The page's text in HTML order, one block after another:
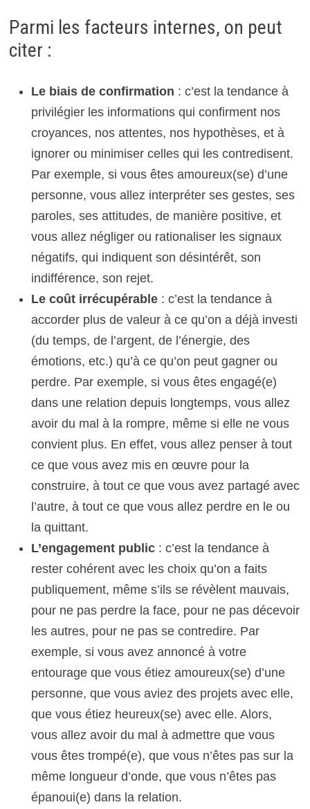
Parmi les facteurs internes, on peut
citer :
Le biais de confirmation : c’est la tendance à
privilégier les informations qui confirment nos
croyances, nos attentes, nos hypothèses, et à
ignorer ou minimiser celles qui les contredisent.
Par exemple, si vous êtes amoureux(se) d’une
personne, vous allez interpréter ses gestes, ses
paroles, ses attitudes, de manière positive, et
vous allez négliger ou rationaliser les signaux
négatifs, qui indiquent son désintérêt, son
indifférence, son rejet.
Le coût irrécupérable: c’est la tendance à
accorder plus de valeur à ce qu’on a déjà investi
(du temps, de l’argent, de l’énergie, des
émotions, etc.) qu’à ce qu’on peut gagner ou
perdre. Par exemple, si vous êtes engagé(e)
dans une relation depuis longtemps, vous allez
avoir du mal à la rompre, même si elle ne vous
convient plus. En effet, vous allez penser à tout
ce que vous avez mis en œuvre pour la
construire, à tout ce que vous avez partagé avec
l’autre, à tout ce que vous allez perdre en le ou
la quittant.
L’engagement public: c’est la tendance à
rester cohérent avec les choix qu’on a faits
publiquement, même s’ils se révèlent mauvais,
pour ne pas perdre la face, pour ne pas décevoir
les autres, pour ne pas se contredire. Par
exemple, si vous avez annoncé à votre
entourage que vous étiez amoureux(se) d’une
personne, que vous aviez des projets avec elle,
que vous étiez heureux(se) avec elle. Alors,
vous allez avoir du mal à admettre que vous
vous êtes trompé(e), que vous n’êtes pas sur la
même longueur d’onde, que vous n’êtes pas
épanoui(e) dans la relation.